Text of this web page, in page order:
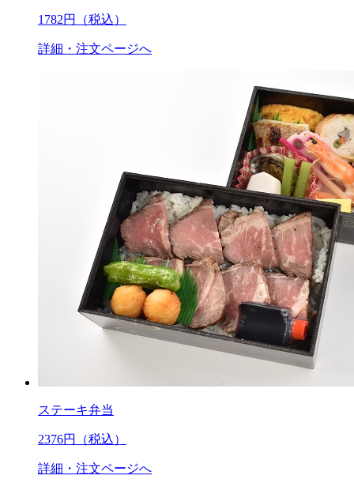
1782円（税込）
詳細・注文ページへ
ステーキ弁当
2376円（税込）
詳細・注文ページへ